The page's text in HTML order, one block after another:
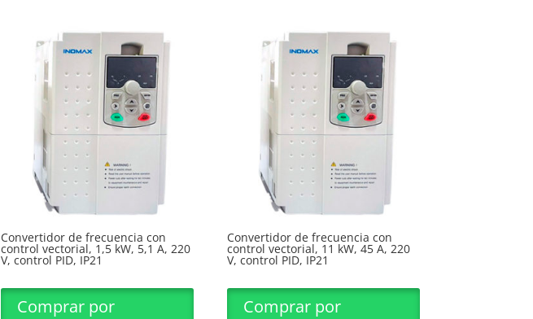
Convertidor de frecuencia con
control vectorial, 1,5 kW, 5,1 A, 220
V, control PID, IP21
Comprar por
Convertidor de frecuencia con
control vectorial, 11 kW, 45 A, 220
V, control PID, IP21
Comprar por